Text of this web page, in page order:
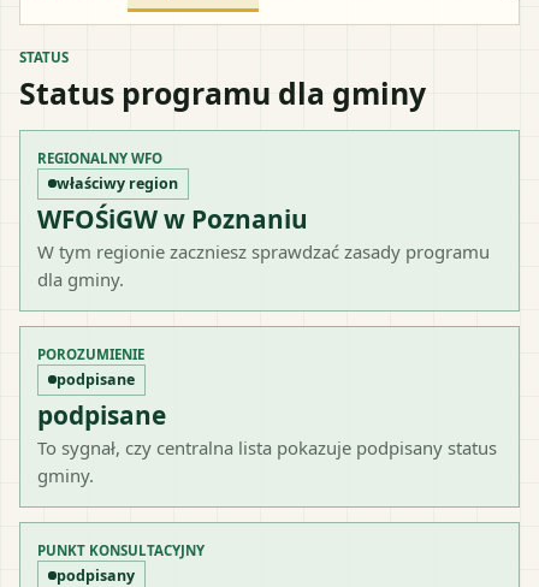
STATUS
Status programu dla gminy
REGIONALNY WFO
właściwy region
WFOŚiGW w Poznaniu
W tym regionie zaczniesz sprawdzać zasady programu
dla gminy.
POROZUMIENIE
podpisane
podpisane
To sygnał, czy centralna lista pokazuje podpisany status
gminy.
PUNKT KONSULTACYJNY
podpisany